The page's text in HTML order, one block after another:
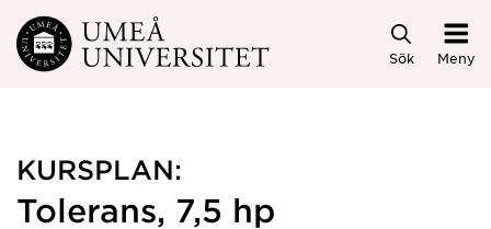
Hoppa direkt till innehållet
Sök Meny
KURSPLAN:
Tolerans, 7,5 hp